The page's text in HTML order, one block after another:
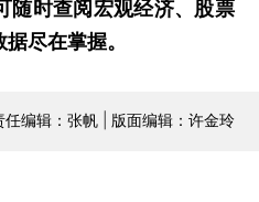
随时查阅宏观经济、股票
尽在掌握。
任编辑：张帆 | 版面编辑：许金玲